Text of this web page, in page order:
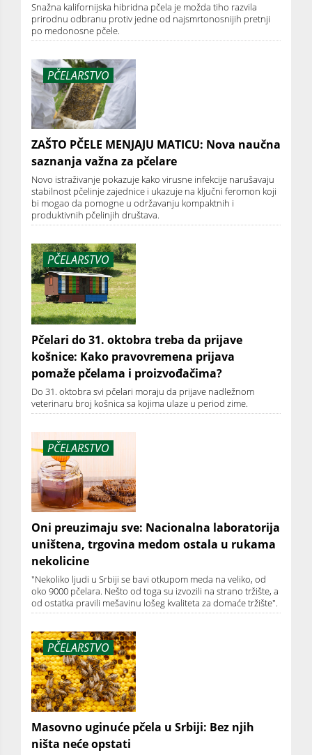
Snažna kalifornijska hibridna pčela je možda tiho razvila
prirodnu odbranu protiv jedne od najsmrtonosnijih pretnji
po medonosne pčele.
PČELARSTVO
ZAŠTO PČELE MENJAJU MATICU: Nova naučna
saznanja važna za pčelare
Novo istraživanje pokazuje kako virusne infekcije narušavaju
stabilnost pčelinje zajednice i ukazuje na ključni feromon koji
bi mogao da pomogne u održavanju kompaktnih i
produktivnih pčelinjih društava.
PČELARSTVO
Pčelari do 31. oktobra treba da prijave
košnice: Kako pravovremena prijava
pomaže pčelama i proizvođačima?
Do 31. oktobra svi pčelari moraju da prijave nadležnom
veterinaru broj košnica sa kojima ulaze u period zime.
PČELARSTVO
Oni preuzimaju sve: Nacionalna laboratorija
uništena, trgovina medom ostala u rukama
nekolicine
"Nekoliko ljudi u Srbiji se bavi otkupom meda na veliko, od
oko 9000 pčelara. Nešto od toga su izvozili na strano tržište, a
od ostatka pravili mešavinu lošeg kvaliteta za domaće tržište".
PČELARSTVO
Masovno uginuće pčela u Srbiji: Bez njih
ništa neće opstati